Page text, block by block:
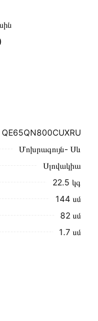
QE65QN800CUXRU
Մոխրագույն- Սև
Սլովակիա
22.5 կգ
144 սմ
82 սմ
1․7 սմ